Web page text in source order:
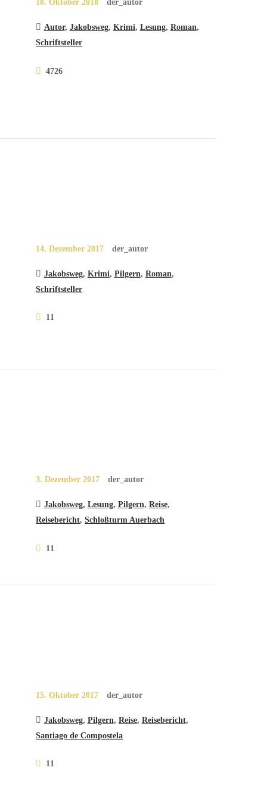
18. Oktober 2018 der_autor
Autor, Jakobsweg, Krimi, Lesung, Roman,
Schriftsteller
4726
14. Dezember 2017 der_autor
Jakobsweg, Krimi, Pilgern, Roman,
Schriftsteller
11
3. Dezember 2017 der_autor
Jakobsweg, Lesung, Pilgern, Reise,
Reisebericht,Schloßturm Auerbach
11
15. Oktober 2017 der_autor
Jakobsweg, Pilgern, Reise, Reisebericht,
Santiago de Compostela
11